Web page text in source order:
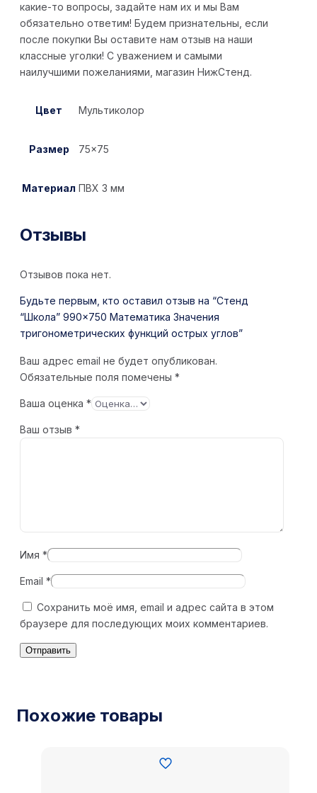
какие-то вопросы, задайте нам их и мы Вам
обязательно ответим! Будем признательны, если
после покупки Вы оставите нам отзыв на наши
классные уголки! С уважением и самыми
наилучшими пожеланиями, магазин НижСтенд.
Цвет Мультиколор
Размер 75×75
Материал ПВХ 3 мм
Отзывы
Отзывов пока нет.
Будьте первым, кто оставил отзыв на “Стенд
“Школа” 990×750 Математика Значения
тригонометрических функций острых углов”
Ваш адрес email не будет опубликован.
Обязательные поля помечены *
Ваша оценка *
Ваш отзыв *
Имя *
Email *
Сохранить моё имя, email и адрес сайта в этом
браузере для последующих моих комментариев.
Похожие товары